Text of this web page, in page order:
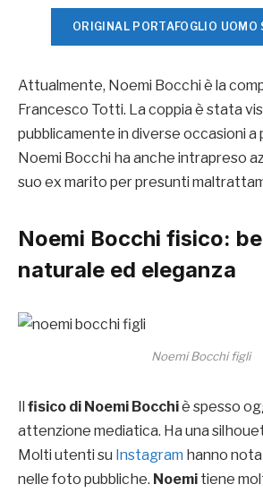
ORIGINAL PORTAFOGLIO UOMO
Attualmente, Noemi Bocchi è la
Francesco Totti. La coppia è stata
pubblicamente in diverse occasioni a
Noemi Bocchi ha anche intrapreso
suo ex marito per presunti
Noemi Bocchi fisico:
naturale ed eleganza
Noemi Bocchi figli
Il fisico di Noemi Bocchiè spesso
attenzione mediatica. Ha una
Molti utenti su Instagram hanno
nelle foto pubbliche. Noemi tiene